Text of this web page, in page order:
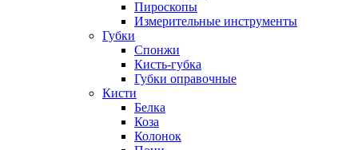
Пироскопы
Измерительные инструменты
Губки
Спонжи
Кисть-губка
Губки оправочные
Кисти
Белка
Коза
Колонок